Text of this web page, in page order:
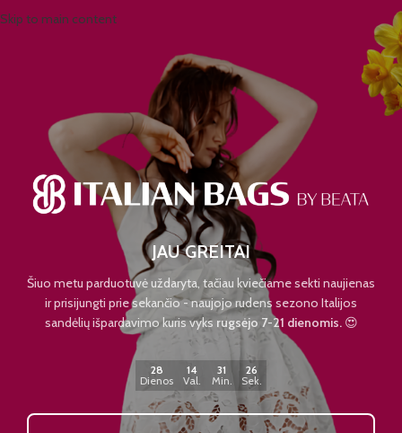
Skip to main content
JAU GREITAI
Šiuo metu parduotuvė uždaryta, tačiau kviečiame sekti naujienas
ir prisijungti prie sekančio - naujojo rudens sezono Italijos
sandėlių išpardavimo kuris vyks rugsėjo 7-21 dienomis.😍
28
Dienos
14
Val.
31
Min.
26
Sek.